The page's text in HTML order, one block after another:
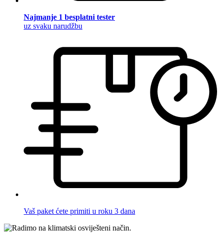
Najmanje 1 besplatni tester
uz svaku narudžbu
Vaš paket ćete primiti u roku 3 dana